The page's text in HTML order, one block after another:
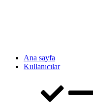
Ana sayfa
Kullanıcılar